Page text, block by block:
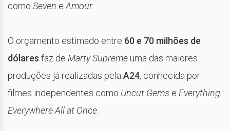
como Seven e Amour.
O orçamento estimado entre 60 e 70 milhões de
dólares faz de Marty Supreme uma das maiores
produções já realizadas pela A24, conhecida por
filmes independentes como Uncut Gems e Everything
Everywhere All at Once